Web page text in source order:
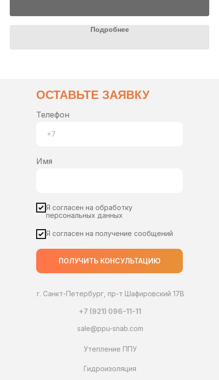
Подробнее
ОСТАВЬТЕ ЗАЯВКУ
г. Санкт-Петербург, пр-т Шафировский 17В
+7 (921) 096-11-11
sale@ppu-snab.com
Гидроизоляция
Утепление ППУ
Телефон
Имя
Я согласен на обработку
персональных данных
Я согласен на получение сообщений
ПОЛУЧИТЬ КОНСУЛЬТАЦИЮ